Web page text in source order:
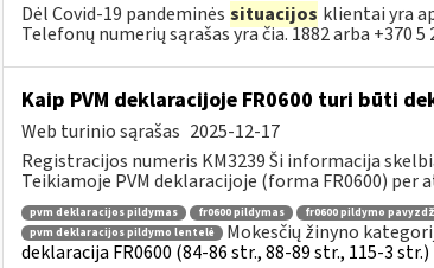
Dėl Covid-19 pandeminės situacijos klientai yra
Telefonų numerių sąrašas yra čia. 1882 arba +370 5
Kaip PVM deklaracijoje FR0600 turi būti
Web turinio sąrašas 2025-12-17
Registracijos numeris KM3239 Ši informacija
Teikiamoje PVM deklaracijoje (forma FR0600) per
pvm deklaracijos pildymas fr0600 pildymas fr0600 pildymo
pvm deklaracijos pildymo lentelė
Mokesčių žinyno
deklaracija FR0600 (84-86 str., 88-89 str., 115-3 str.)